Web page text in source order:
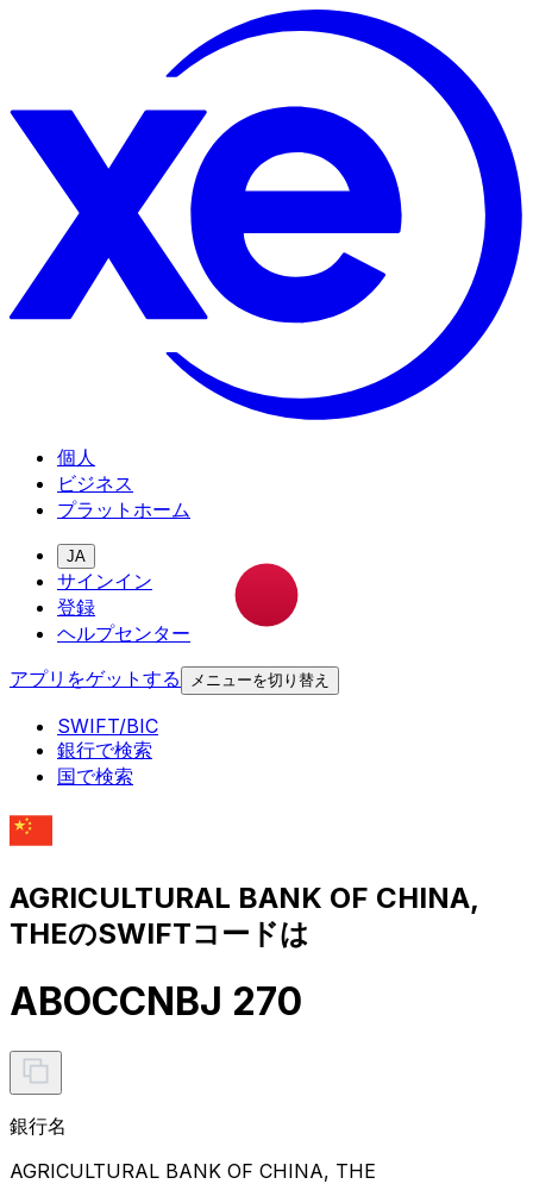
個人
ビジネス
プラットホーム
JA
サインイン
登録
ヘルプセンター
アプリをゲットする
メニューを切り替え
SWIFT/BIC
銀行で検索
国で検索
AGRICULTURAL BANK OF CHINA,
THEのSWIFTコードは
ABOCCNBJ 270
銀行名
AGRICULTURAL BANK OF CHINA, THE